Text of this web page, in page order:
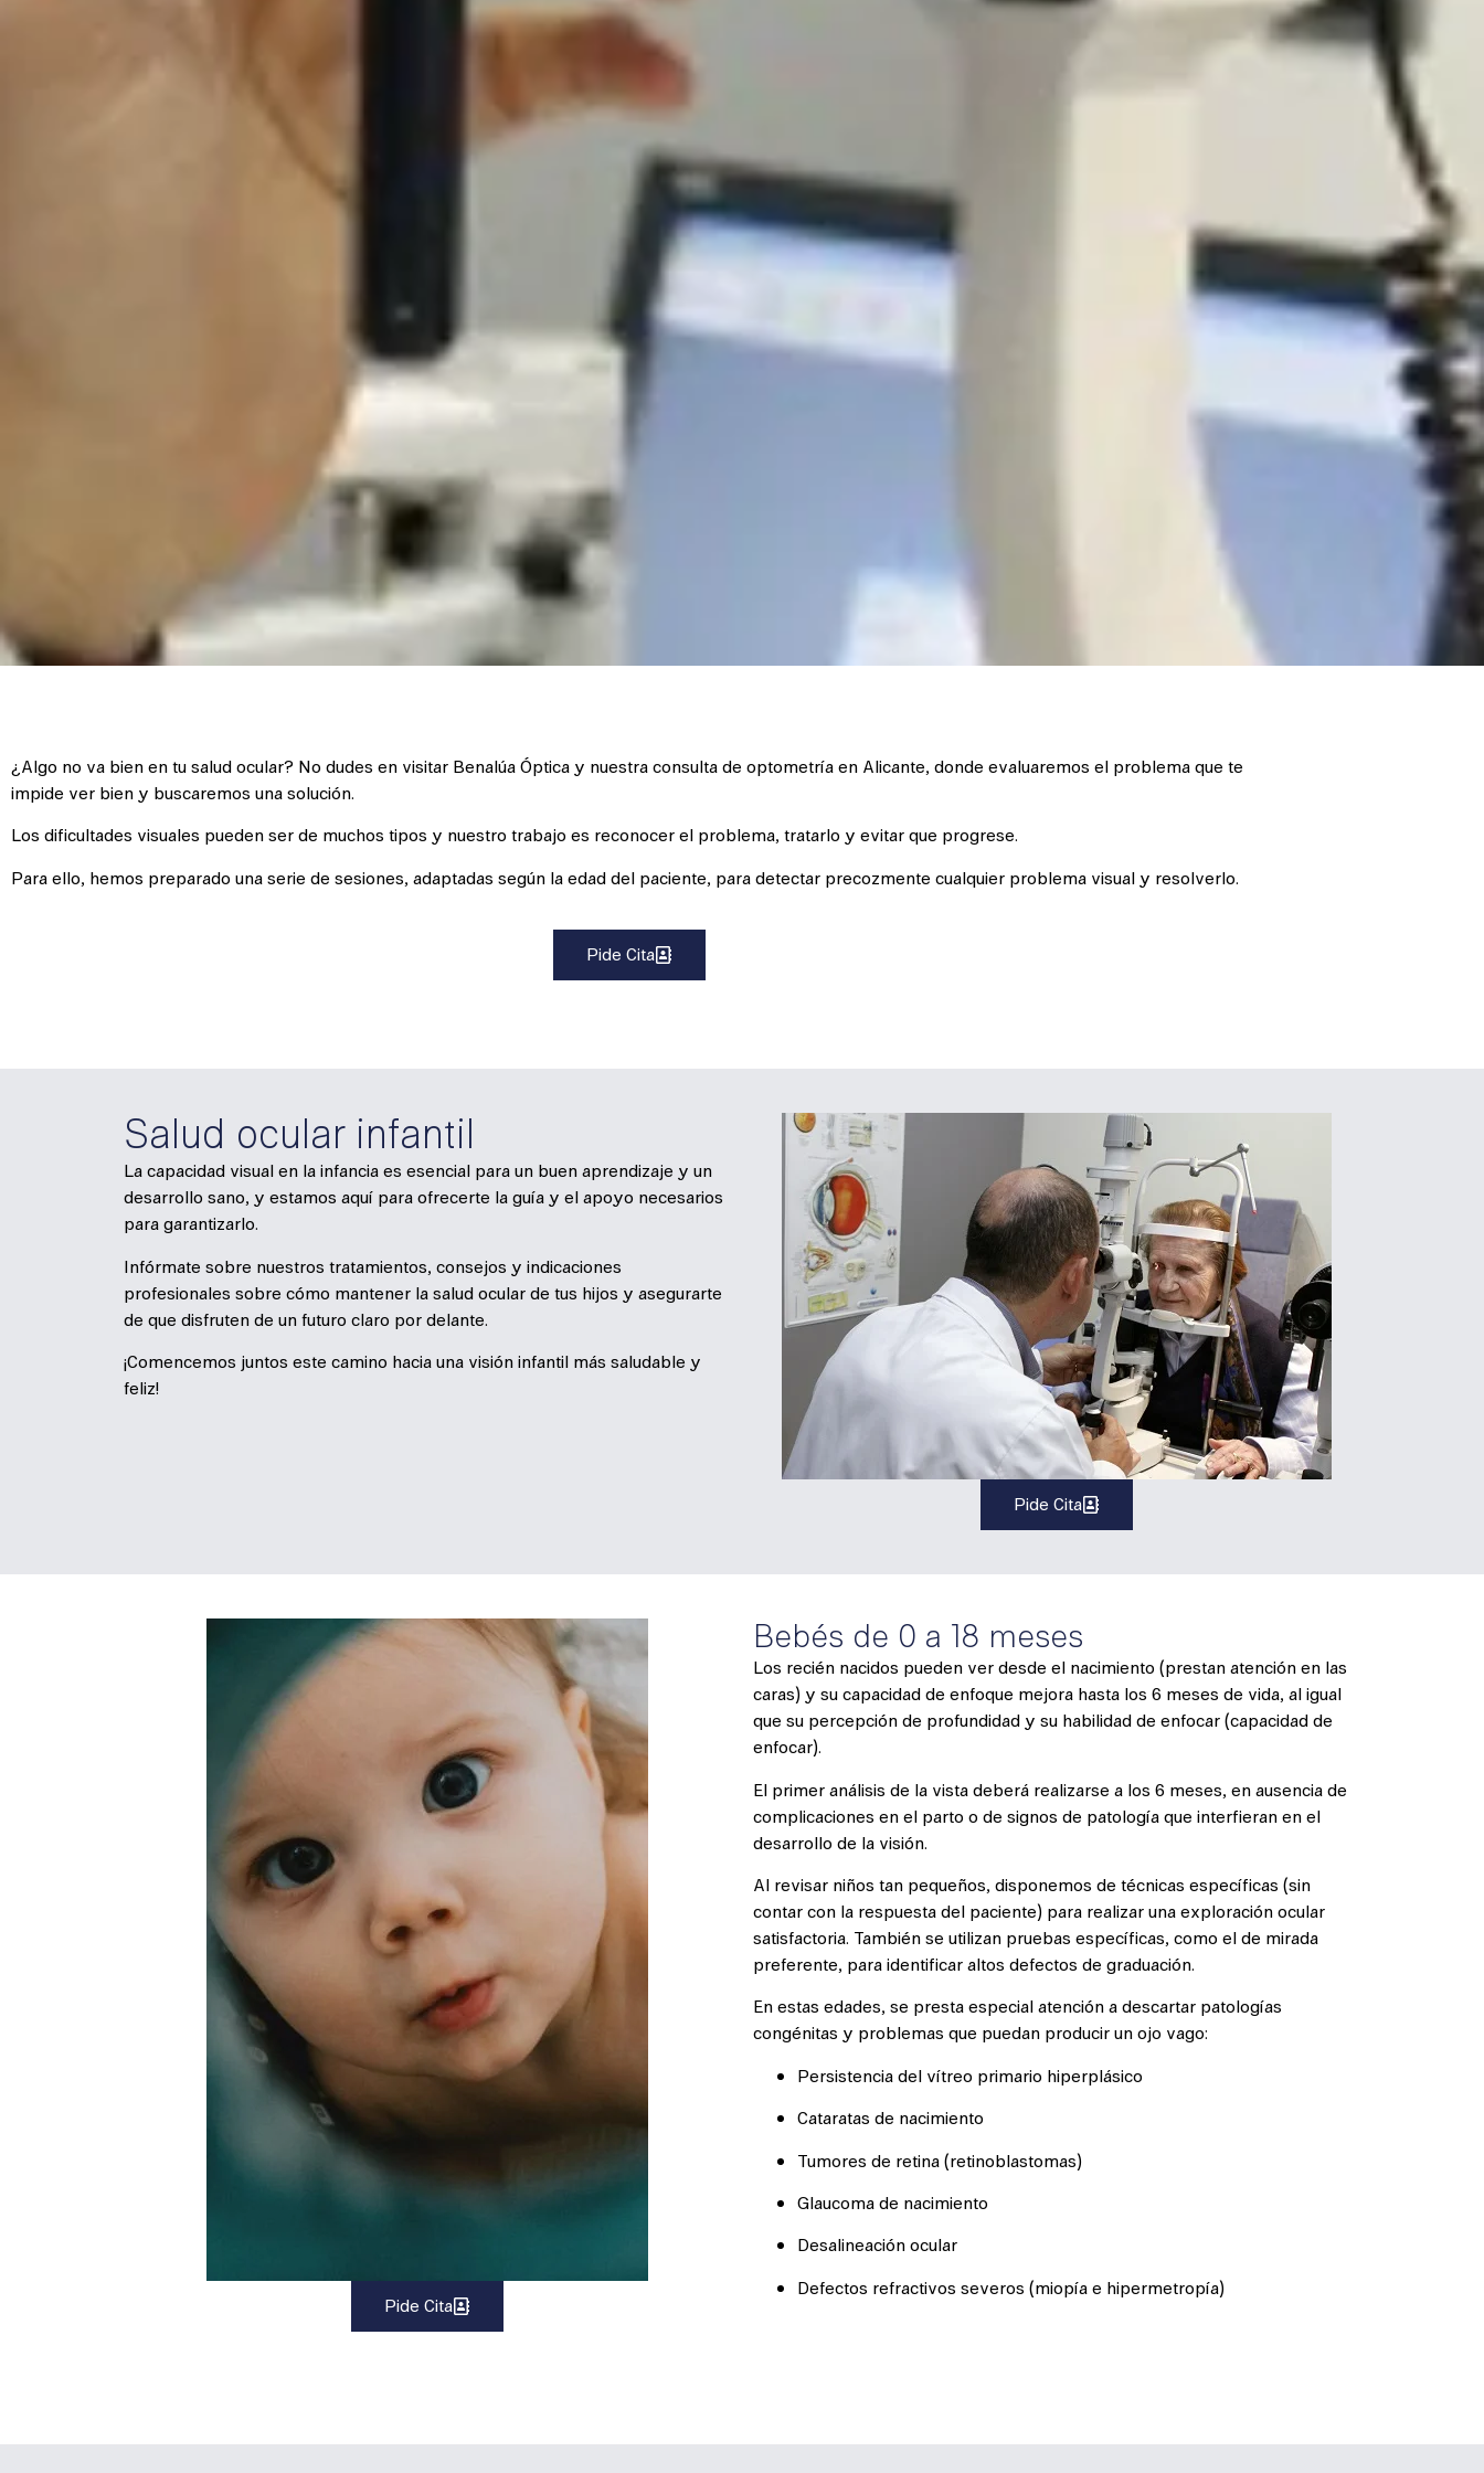
¿Algo no va bien en tu salud ocular? No dudes en visitar Benalúa Óptica y nuestra consulta de optometría en Alicante, donde evaluaremos el problema que te
impide ver bien y buscaremos una solución.
Los dificultades visuales pueden ser de muchos tipos y nuestro trabajo es reconocer el problema, tratarlo y evitar que progrese.
Para ello, hemos preparado una serie de sesiones, adaptadas según la edad del paciente, para detectar precozmente cualquier problema visual y resolverlo.
Pide Cita
Salud ocular infantil
La capacidad visual en la infancia es esencial para un buen aprendizaje y un
desarrollo sano, y estamos aquí para ofrecerte la guía y el apoyo necesarios
para garantizarlo.
Infórmate sobre nuestros tratamientos, consejos y indicaciones
profesionales sobre cómo mantener la salud ocular de tus hijos y asegurarte
de que disfruten de un futuro claro por delante.
¡Comencemos juntos este camino hacia una visión infantil más saludable y
feliz!
Pide Cita
Pide Cita
Bebés de 0 a 18 meses
Los recién nacidos pueden ver desde el nacimiento (prestan atención en las
caras) y su capacidad de enfoque mejora hasta los 6 meses de vida, al igual
que su percepción de profundidad y su habilidad de enfocar (capacidad de
enfocar).
El primer análisis de la vista deberá realizarse a los 6 meses, en ausencia de
complicaciones en el parto o de signos de patología que interfieran en el
desarrollo de la visión.
Al revisar niños tan pequeños, disponemos de técnicas específicas (sin
contar con la respuesta del paciente) para realizar una exploración ocular
satisfactoria. También se utilizan pruebas específicas, como el de mirada
preferente, para identificar altos defectos de graduación.
En estas edades, se presta especial atención a descartar patologías
congénitas y problemas que puedan producir un ojo vago:
Persistencia del vítreo primario hiperplásico
Cataratas de nacimiento
Tumores de retina (retinoblastomas)
Glaucoma de nacimiento
Desalineación ocular
Defectos refractivos severos (miopía e hipermetropía)